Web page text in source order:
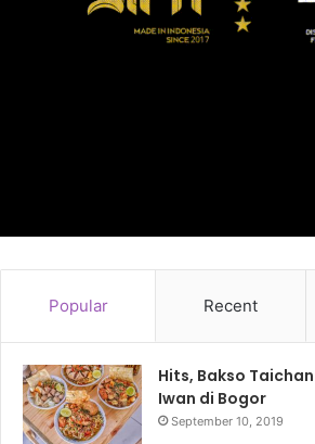
Popular Recent
Hits, Bakso
Iwan di Bogor
September 10, 2019